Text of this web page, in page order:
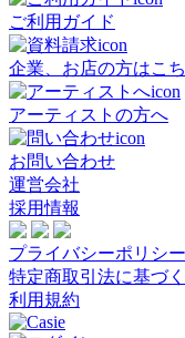
ご利用ガイド
企業、お店の方はこ
アーティストの方へ
お問い合わせ
運営会社
採用情報
プライバシーポリシー
特定商取引法に基づ
利用規約